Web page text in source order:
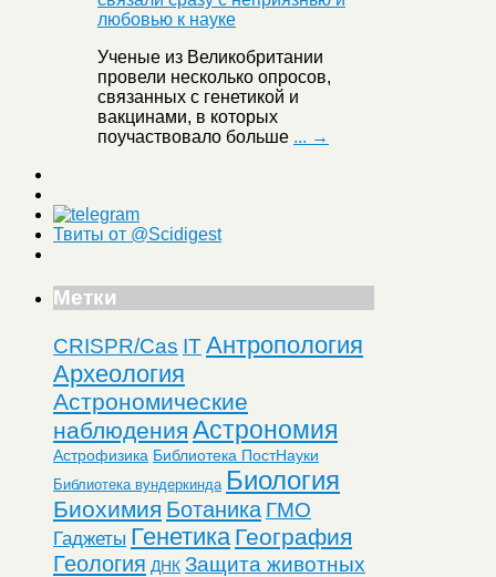
Ученые из Великобритании
провели несколько опросов,
связанных с генетикой и
вакцинами, в которых
поучаствовало больше ... →
Твиты от @Scidigest
Метки
CRISPR/Cas ITАнтропология
Археология
Астрономические
наблюдения Астрономия
Астрофизика Библиотека ПостНауки
Библиотека вундеркинда Биология
Биохимия Ботаника ГМО
Гаджеты Генетика География
Геология ДНК Защита животных